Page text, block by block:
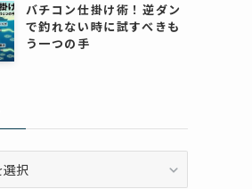
バチコン仕掛け術！逆ダン
で釣れない時に試すべきも
う一つの手